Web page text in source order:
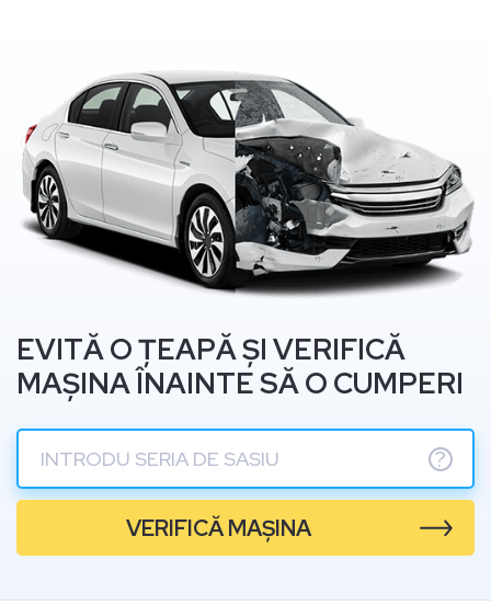
EVITĂ O ȚEAPĂ ȘI VERIFICĂ
MAȘINA ÎNAINTE SĂ O CUMPERI
?
VERIFICĂ MAȘINA